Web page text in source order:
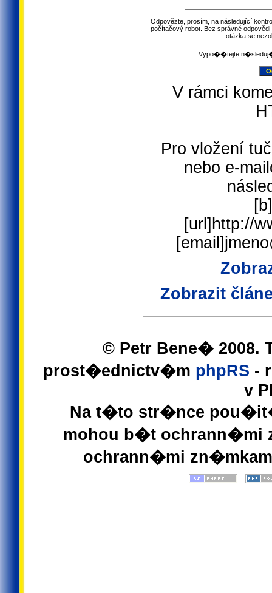
Odpovězte, prosím, na následující
počítačový robot. Bez správné
otázka se
Vypo��tejte
V rámci
Pro vložení
nebo e-
[url]http://
Zobrazit
© Petr Bene� 2008.
prost�ednictv�m phpRS -
v
Na t�to str�nce
mohou b�t ochrann�mi
ochrann�mi